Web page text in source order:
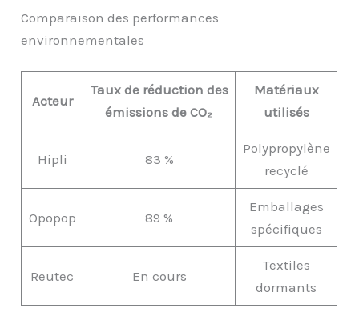
Comparaison des performances
environnementales
Acteur
Taux de réduction des
émissions de CO₂
Matériaux
utilisés
Hipli 83 %
Polypropylène
recyclé
Opopop 89 %
Emballages
spécifiques
Reutec En cours
Textiles
dormants